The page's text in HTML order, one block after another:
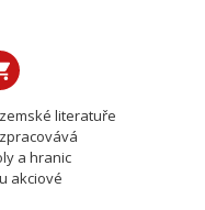
literatuře
a hranic
akciové